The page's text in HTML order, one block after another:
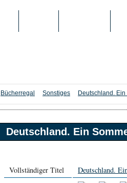
Bücherregal Sonstiges Deutschland.
Deutschland. Ein
Vollständiger Titel Deutschland.